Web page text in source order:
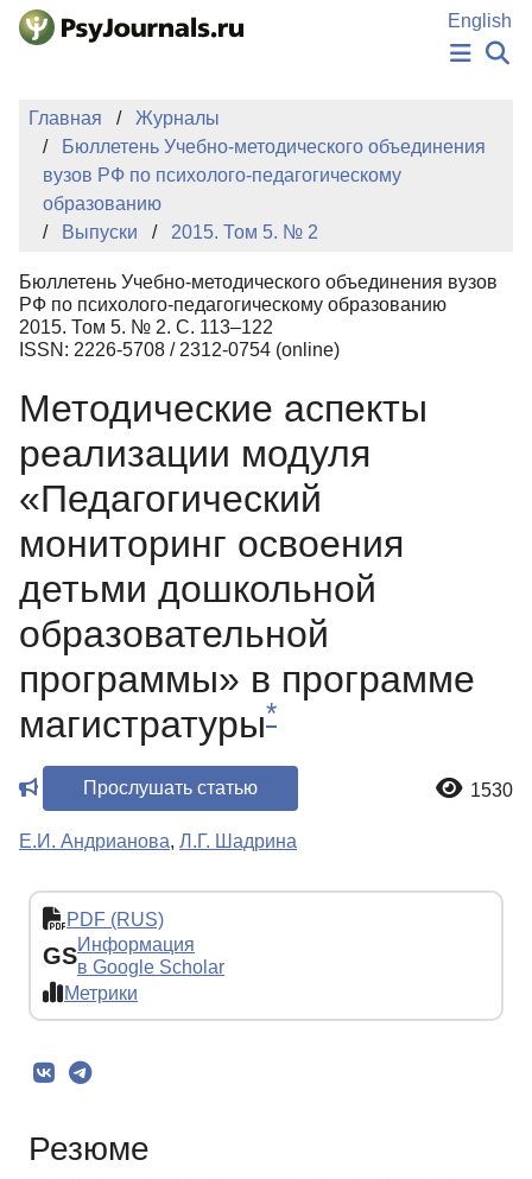
Перейти к основному содержанию
English
НОВОСТИ
АВТОРЫ
ПОДАТЬ РУКОПИСЬ
КЛЮЧЕВЫЕ СЛОВА
Главная
Журналы
Бюллетень Учебно-методического объединения
вузов РФ по психолого-педагогическому
образованию
Выпуски
2015. Том 5. № 2
Бюллетень Учебно-методического объединения вузов
РФ по психолого-педагогическому образованию
2015. Том 5. № 2. С. 113–122
ISSN: 2226-5708 / 2312-0754 (online)
Методические аспекты
реализации модуля
«Педагогический
мониторинг освоения
детьми дошкольной
образовательной
программы» в программе
магистратуры*
Прослушать статью 1530
Е.И. Андрианова, Л.Г. Шадрина
PDF (RUS)
GSИнформация
в Google Scholar
Метрики
Резюме